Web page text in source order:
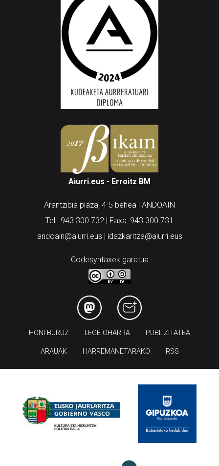
Aiurri.eus - Erroitz BM
Arantzibia plaza, 4-5 behea | ANDOAIN
Tel.: 943 300 732 | Faxa: 943 300 731
andoain@aiurri.eus | idazkaritza@aiurri.eus
Codesyntaxek garatua
HONI BURUZ LEGE OHARRA PUBLIZITATEA
ARAUAK HARREMANETARAKO RSS